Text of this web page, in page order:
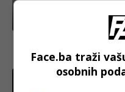
Potresno svjedočenje
znao kroz šta prolazi,
Face.ba traži
osobnih